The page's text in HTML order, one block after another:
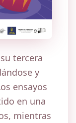
tercera
y
ensayos
en una
mientras